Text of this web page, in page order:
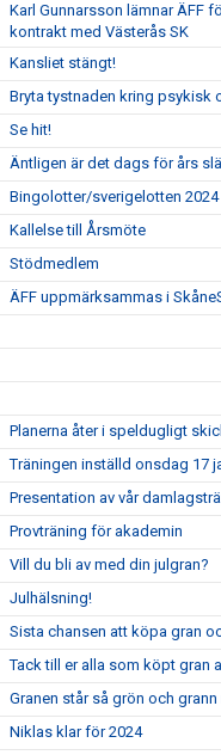
Karl Gunnarsson lämnar ÄFF
kontrakt med Västerås SK
Kansliet stängt!
Bryta tystnaden kring psykisk
Se hit!
Äntligen är det dags för års
Bingolotter/sverigelotten 2024
Kallelse till Årsmöte
Stödmedlem
ÄFF uppmärksammas i
Planerna åter i speldugligt
Träningen inställd onsdag 17
Presentation av vår
Provträning för akademin
Vill du bli av med din julgran?
Julhälsning!
Sista chansen att köpa gran
Tack till er alla som köpt gran
Granen står så grön och
Niklas klar för 2024